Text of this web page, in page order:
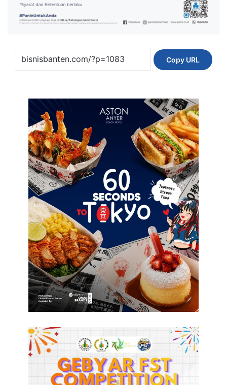
Copy URL